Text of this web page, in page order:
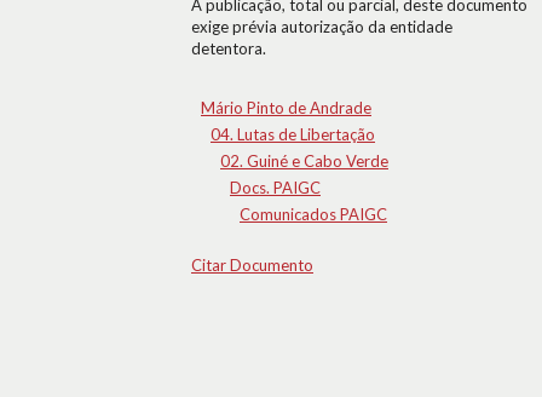
A publicação, total ou parcial, deste documento
exige prévia autorização da entidade
detentora.
Mário Pinto de Andrade
04. Lutas de Libertação
02. Guiné e Cabo Verde
Docs. PAIGC
Comunicados PAIGC
Citar Documento